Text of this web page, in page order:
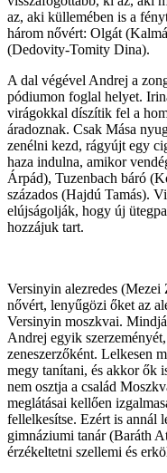
az, aki küllemében is a
három nővért: Olgát
(Dedovity-Tomity Dina).
A dal végével Andrej a
pódiumon foglal helyet.
virágokkal díszítik fel a
áradoznak. Csak Mása
zenélni kezd, rágyújt egy
haza indulna, amikor
Árpád), Tuzenbach báró
százados (Hajdú Tamás).
elújságolják, hogy új
hozzájuk tart.
Versinyin alezredes (Mezei
nővért, lenyűgözi őket az
Versinyin moszkvai.
Andrej egyik
zeneszerzőként. Lelkesen
megy tanítani, és akkor ők
nem osztja a család
meglátásai kellően
fellelkesítse. Ezért is annál
gimnáziumi tanár (Baráth
érzékeltetni szellemi és